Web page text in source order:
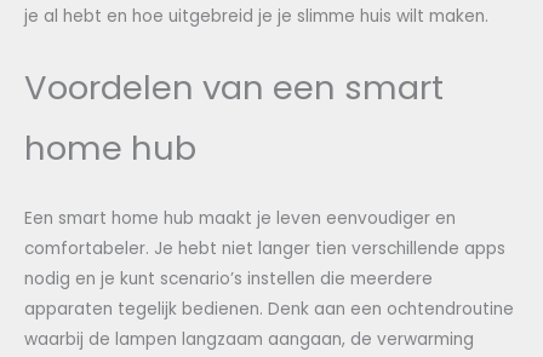
je al hebt en hoe uitgebreid je je slimme huis wilt maken.
Voordelen van een smart
home hub
Een smart home hub maakt je leven eenvoudiger en
comfortabeler. Je hebt niet langer tien verschillende apps
nodig en je kunt scenario’s instellen die meerdere
apparaten tegelijk bedienen. Denk aan een ochtendroutine
waarbij de lampen langzaam aangaan, de verwarming